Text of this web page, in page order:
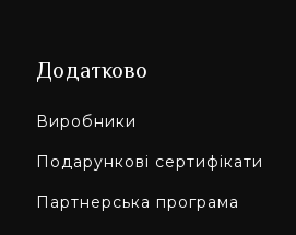
Додатково
Виробники
Подарункові сертифікати
Партнерська програма